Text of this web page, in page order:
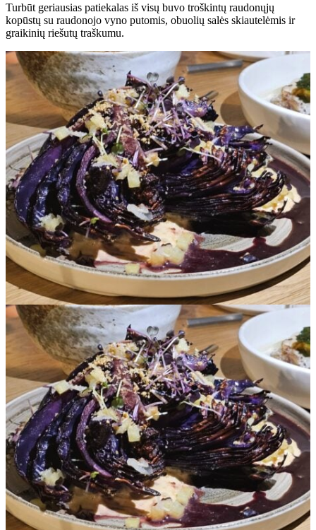
Turbūt geriausias patiekalas iš visų buvo troškintų raudonųjų
kopūstų su raudonojo vyno putomis, obuolių salės skiautelėmis ir
graikinių riešutų traškumu.